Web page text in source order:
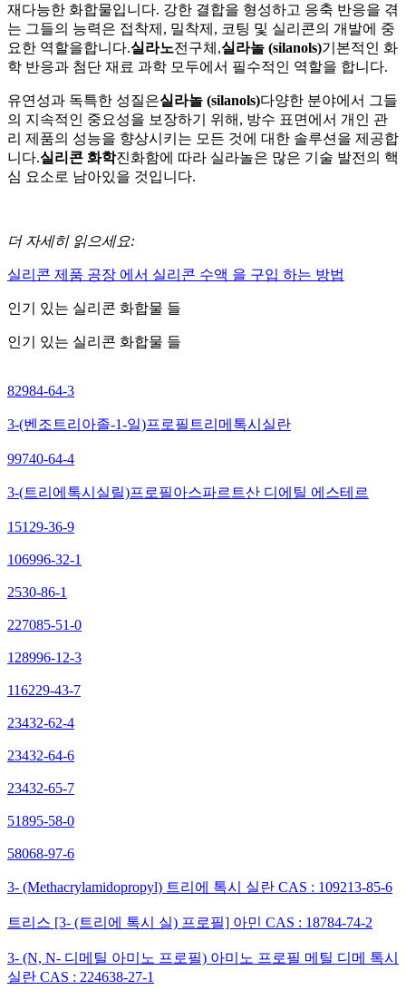
재다능한 화합물입니다. 강한 결합을 형성하고 응축 반응을 겪
는 그들의 능력은 접착제, 밀착제, 코팅 및 실리콘의 개발에 중
요한 역할을합니다.실라노전구체,실라놀 (silanols)기본적인 화
학 반응과 첨단 재료 과학 모두에서 필수적인 역할을 합니다.
유연성과 독특한 성질은실라놀 (silanols)다양한 분야에서 그들
의 지속적인 중요성을 보장하기 위해, 방수 표면에서 개인 관
리 제품의 성능을 향상시키는 모든 것에 대한 솔루션을 제공합
니다.실리콘 화학진화함에 따라 실라놀은 많은 기술 발전의 핵
심 요소로 남아있을 것입니다.
더 자세히 읽으세요:
실리콘 제품 공장 에서 실리콘 수액 을 구입 하는 방법
인기 있는 실리콘 화합물 들
인기 있는 실리콘 화합물 들
82984-64-3
3-(벤조트리아졸-1-일)프로필트리메톡시실란
99740-64-4
3-(트리에톡시실릴)프로필아스파르트산 디에틸 에스테르
15129-36-9
106996-32-1
2530-86-1
227085-51-0
128996-12-3
116229-43-7
23432-62-4
23432-64-6
23432-65-7
51895-58-0
58068-97-6
3- (Methacrylamidopropyl) 트리에 톡시 실란 CAS : 109213-85-6
트리스 [3- (트리에 톡시 실) 프로필] 아민 CAS : 18784-74-2
3- (N, N- 디메틸 아미노 프로필) 아미노 프로필 메틸 디메 톡시
실란 CAS : 224638-27-1